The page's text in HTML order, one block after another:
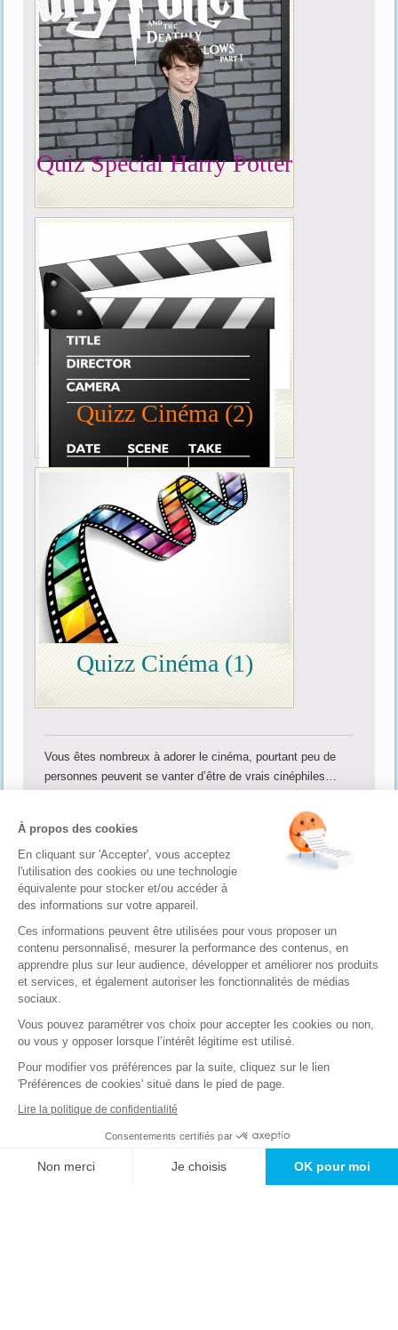
Quiz Spécial Harry Potter
Quizz Cinéma (2)
Quizz Cinéma (1)
Vous êtes nombreux à adorer le cinéma, pourtant peu de
personnes peuvent se vanter d’être de vrais cinéphiles…
documentaires, etc., testez votre culture générale en
matière de 7ème art. Un jeu ludique où réalisateurs,
acteurs, récompenses et phrases cultes sauront vous
creuser les méninges pour découvrir quel passionné de
grand écran vous êtes. Cinéma français, européen ou
américain, vous trouverez des quizz gratuits pour tous les
goûts. Scène 1, acte 1… Cliquez !
Bienvenue sur Quizz.fr
quizz
Quizz.fr - de nombreux quizz gratuits pour s'amuser et se cultiver
Copyright © 2026. Tous droits réservés.
(CGUV)-Charte sur la protection des données
personnelles-Préférences cookies-Contact
À propos des cookies
En cliquant sur 'Accepter', vous acceptez
l'utilisation des cookies ou une technologie
équivalente pour stocker et/ou accéder à
des informations sur votre appareil.
Ces informations peuvent être utilisées pour vous proposer un
contenu personnalisé, mesurer la performance des contenus, en
apprendre plus sur leur audience, développer et améliorer nos produits
et services, et également autoriser les fonctionnalités de médias
sociaux.
Vous pouvez paramétrer vos choix pour accepter les cookies ou non,
ou vous y opposer lorsque l’intérêt légitime est utilisé.
Pour modifier vos préférences par la suite, cliquez sur le lien
'Préférences de cookies' situé dans le pied de page.
Lire la politique de confidentialité
Consentements certifiés par
Non merci Je choisis OK pour moi